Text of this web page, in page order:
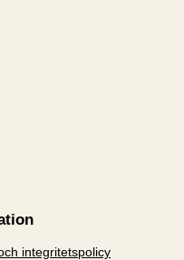
integritetspolicy